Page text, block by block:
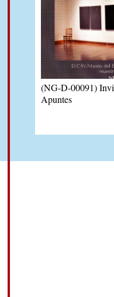
(NG-D-00091)
Apuntes